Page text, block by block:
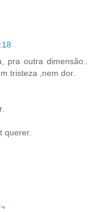
outra dimensão..
tristeza ,nem dor.
querer.